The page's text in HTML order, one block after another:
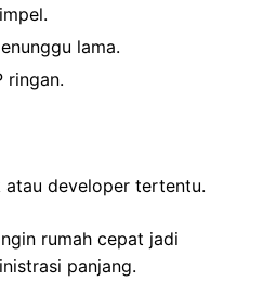
lama.
ringan.
atau developer tertentu.
rumah cepat jadi
panjang.